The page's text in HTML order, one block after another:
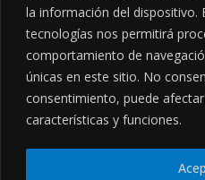
la información del dispositivo.
tecnologías nos permitirá
comportamiento de
únicas en este sitio. No
consentimiento, puede
características y funciones.
CONTÁCTANOS